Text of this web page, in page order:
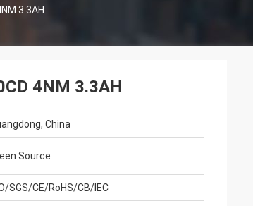
3.3AH
4NM 3.3AH
China
Source
SGS/CE/RoHS/CB/IEC